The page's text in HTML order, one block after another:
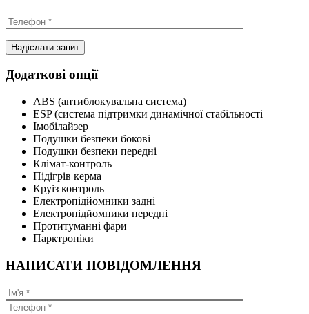
Додаткові опції
ABS (антиблокувальна система)
ESP (система підтримки динамічної стабільності
Імобілайзер
Подушки безпеки бокові
Подушки безпеки передні
Клімат-контроль
Підігрів керма
Круіз контроль
Електропідйомники задні
Електропідйомники передні
Протитуманні фари
Парктроніки
НАПИСАТИ ПОВІДОМЛЕННЯ